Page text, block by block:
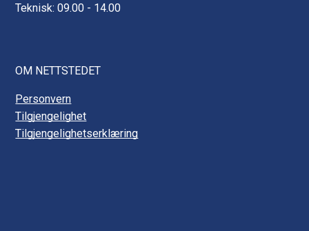
Teknisk: 09.00 - 14.00
OM NETTSTEDET
Personvern
Tilgjengelighet
Tilgjengelighetserklæring